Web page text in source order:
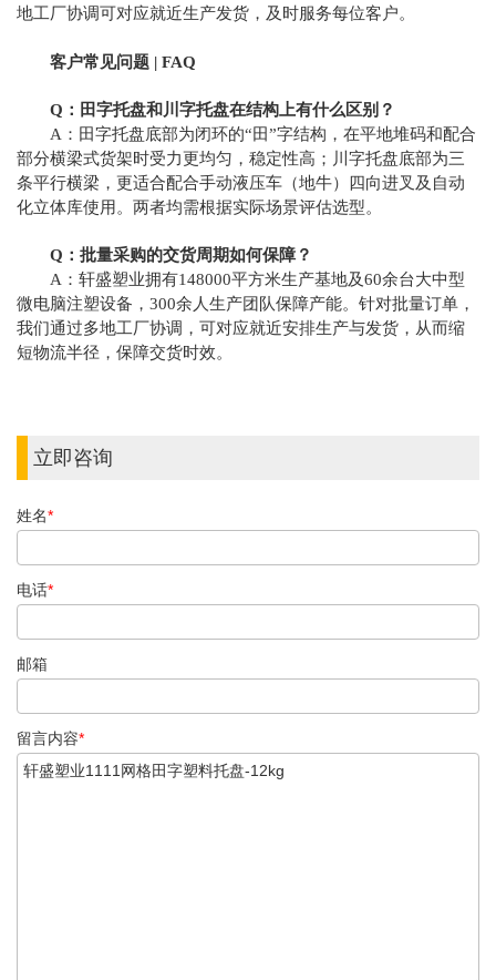
地工厂协调可对应就近生产发货，及时服务每位客户。
客户常见问题 | FAQ
Q：田字托盘和川字托盘在结构上有什么区别？
A：田字托盘底部为闭环的“田”字结构，在平地堆码和配合
部分横梁式货架时受力更均匀，稳定性高；川字托盘底部为三
条平行横梁，更适合配合手动液压车（地牛）四向进叉及自动
化立体库使用。两者均需根据实际场景评估选型。
Q：批量采购的交货周期如何保障？
A：轩盛塑业拥有148000平方米生产基地及60余台大中型
微电脑注塑设备，300余人生产团队保障产能。针对批量订单，
我们通过多地工厂协调，可对应就近安排生产与发货，从而缩
短物流半径，保障交货时效。
立即咨询
姓名*
电话*
邮箱
留言内容*